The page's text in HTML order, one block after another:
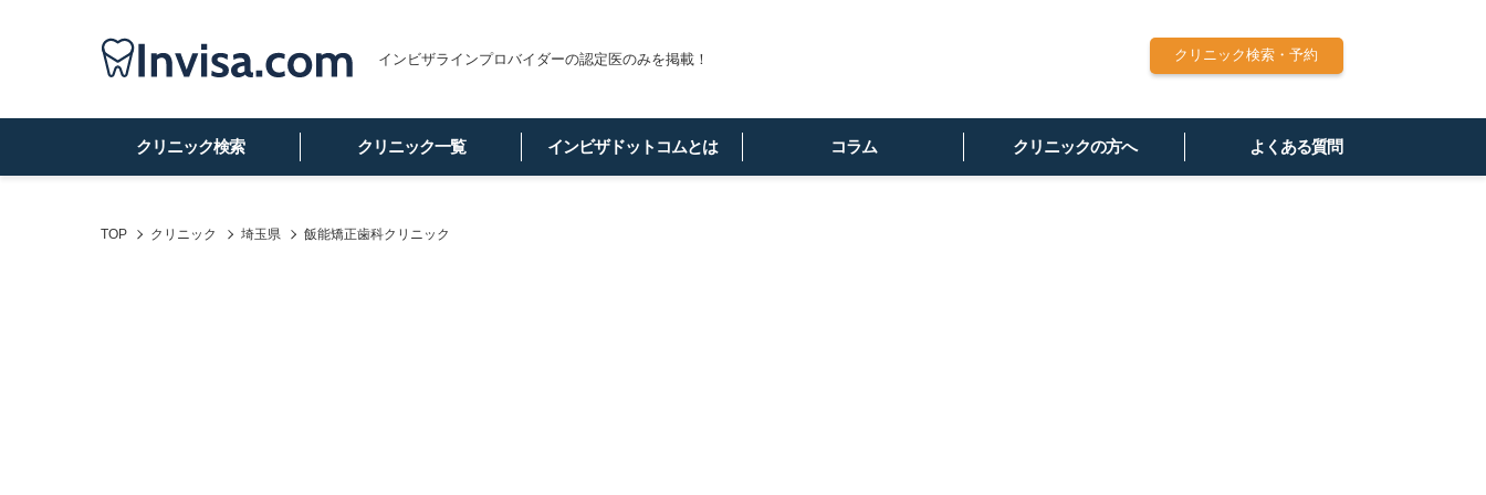
インビザラインプロバイダーの認定医のみを掲載！
クリニック検索 クリニック一覧 インビザドットコムとは コラム クリニックの方へ よくある質問
クリニック検索・予約
TOP クリニック 埼玉県 飯能矯正歯科クリニック